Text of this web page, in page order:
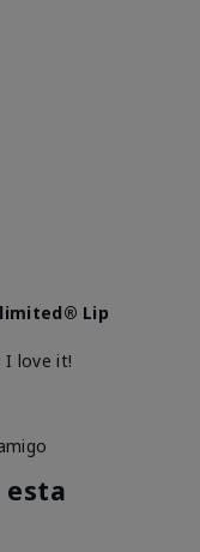
Lip
I love it!